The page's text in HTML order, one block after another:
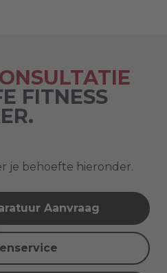
FITNESS
je behoefte hieronder.
Aanvraag